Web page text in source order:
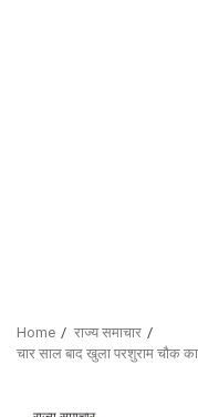
Home
राज्य समाचार
चार साल बाद खुला परशुराम चौक